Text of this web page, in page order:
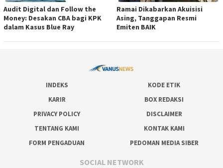
Audit Digital dan Follow the
Money: Desakan CBA bagi KPK
dalam Kasus Blue Ray
Ramai Dikabarkan Akuisisi
Asing, Tanggapan Resmi
Emiten BAIK
INDEKS
KODE ETIK
KARIR
BOX REDAKSI
PRIVACY POLICY
DISCLAIMER
TENTANG KAMI
KONTAK KAMI
FORM PENGADUAN
PEDOMAN MEDIA SIBER
SOCIAL NETWORK